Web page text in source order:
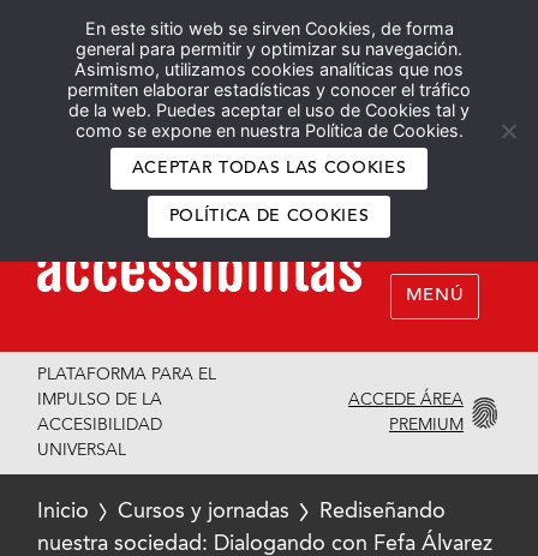
En este sitio web se sirven Cookies, de forma
general para permitir y optimizar su navegación.
Asimismo, utilizamos cookies analíticas que nos
permiten elaborar estadísticas y conocer el tráfico
de la web. Puedes aceptar el uso de Cookies tal y
como se expone en nuestra Política de Cookies.
ACEPTAR TODAS LAS COOKIES
POLÍTICA DE COOKIES
Español English
MENÚ
PLATAFORMA PARA EL
IMPULSO DE LA
ACCESIBILIDAD
UNIVERSAL
ACCEDE ÁREA
PREMIUM
Inicio Cursos y jornadas
Rediseñando
nuestra sociedad: Dialogando con Fefa Álvarez